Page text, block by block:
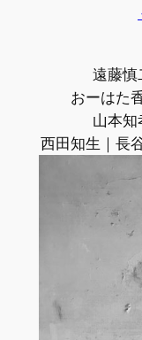
遠藤慎
おーはた
山本知
西田知生｜長